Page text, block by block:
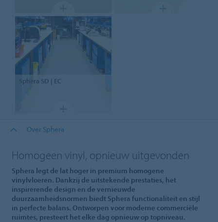
Sphera SD | EC
Over Sphera
Homogeen vinyl, opnieuw uitgevonden
Sphera legt de lat hoger in premium homogene
vinylvloeren. Dankzij de uitstekende prestaties, het
inspirerende design en de vernieuwde
duurzaamheidsnormen biedt Sphera functionaliteit en stijl
in perfecte balans. Ontworpen voor moderne commerciële
ruimtes, presteert het elke dag opnieuw op topniveau.